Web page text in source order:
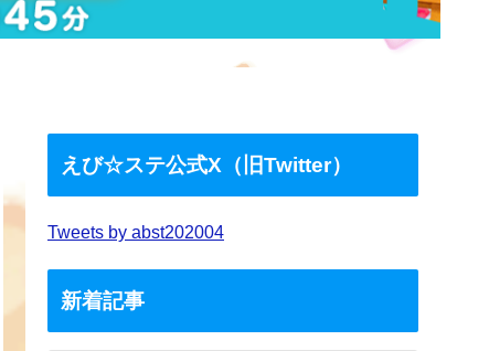
えび☆ステ公式X（旧Twitter）
Tweets by abst202004
新着記事